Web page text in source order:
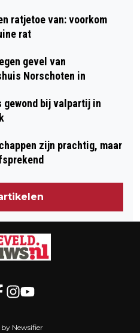
ratjetoe van: voorkom
rat
gevel van
Norschoten in
gewond bij valpartij in
zijn prachtig, maar
Newsifier